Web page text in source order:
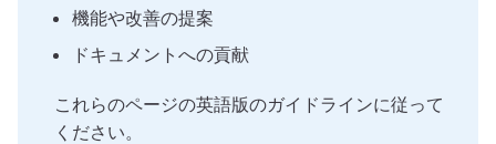
機能や改善の提案
ドキュメントへの貢献
これらのページの英語版のガイドラインに従って
ください。